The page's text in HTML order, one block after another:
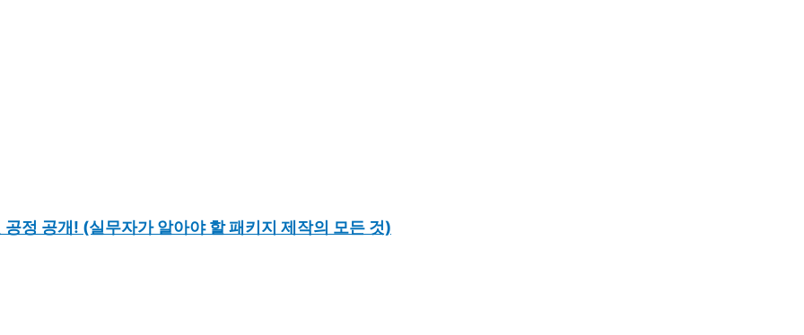
공정 공개! (실무자가 알아야 할 패키지 제작의 모든 것)